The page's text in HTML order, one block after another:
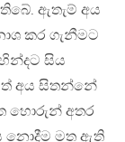
ඇතැම් අය
කර ගැනීමට
සිය
අය සිතන්නේ
හොරුන් අතර
නොදීම මත ඇති